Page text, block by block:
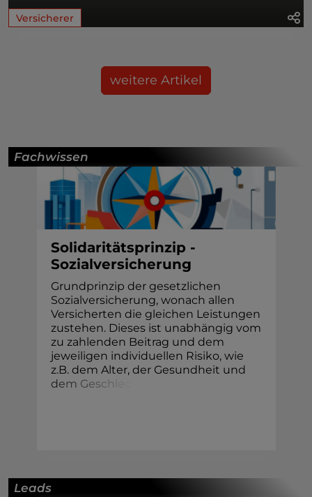
Versicherer
weitere Artikel
Fachwissen
Solidaritätsprinzip -
Sozialversicherung
Grundprinzip der gesetzlichen
Sozialversicherung, wonach allen
Versicherten die gleichen Leistungen
zustehen. Dieses ist unabhängig vom
zu zahlenden Beitrag und dem
jeweiligen individuellen Risiko, wie
z.B. dem Alter, der Gesundheit und
dem Gesch
Leads